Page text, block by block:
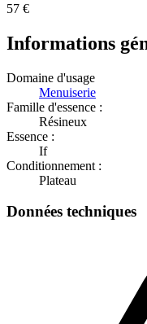
57 €
Informations
Domaine d'usage
Menuiserie
Famille d'essence :
Résineux
Essence :
If
Conditionnement :
Plateau
Données techniques